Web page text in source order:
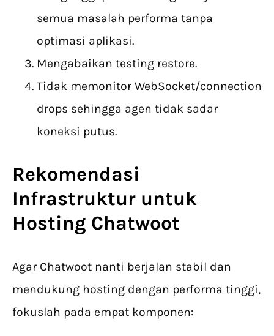
semua masalah performa tanpa
optimasi aplikasi.
Mengabaikan testing restore.
Tidak memonitor WebSocket/connection
drops sehingga agen tidak sadar
koneksi putus.
Rekomendasi
Infrastruktur untuk
Hosting Chatwoot
Agar Chatwoot nanti berjalan stabil dan
mendukung hosting dengan performa tinggi,
fokuslah pada empat komponen: